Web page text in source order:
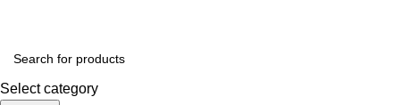
Select category